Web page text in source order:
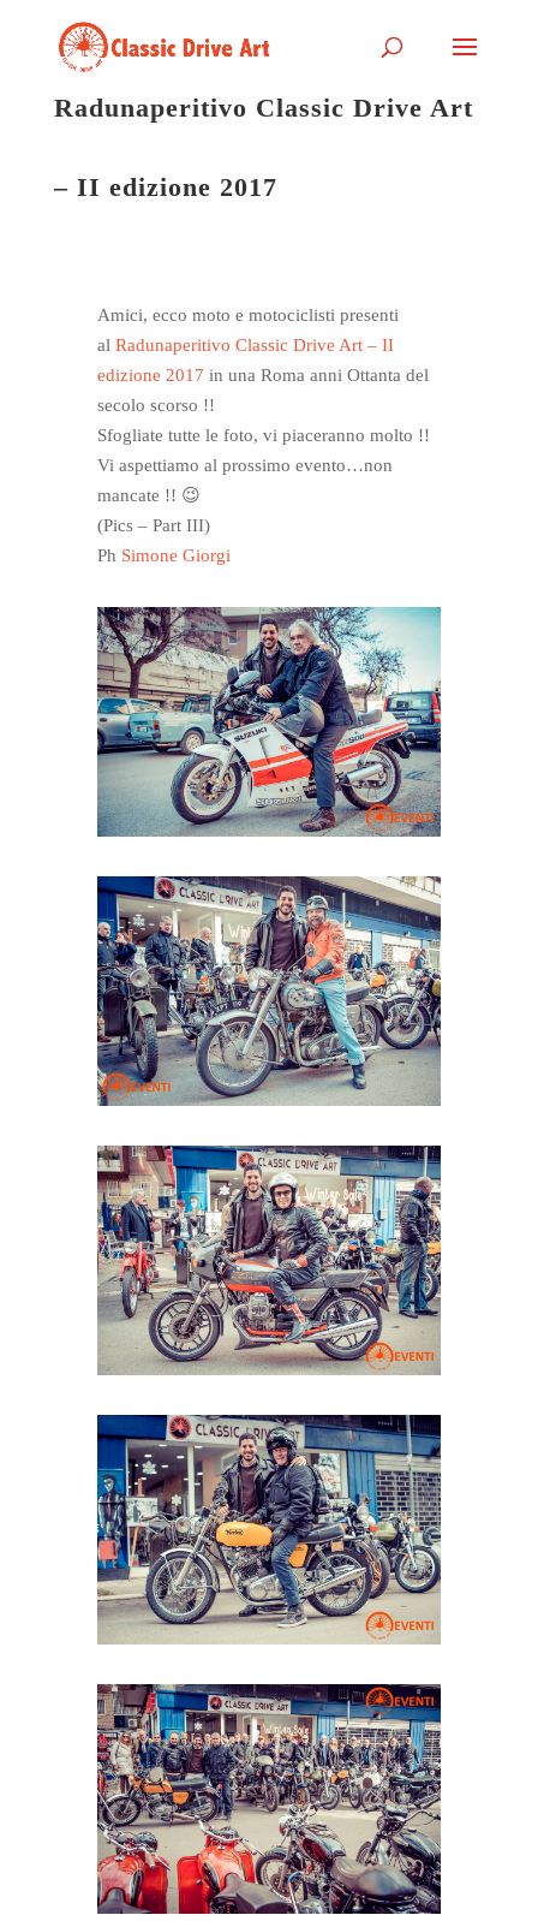
Radunaperitivo Classic Drive Art
– II edizione 2017
Amici, ecco moto e motociclisti presenti
al Radunaperitivo Classic Drive Art – II
edizione 2017 in una Roma anni Ottanta del
secolo scorso !!
Sfogliate tutte le foto, vi piaceranno molto !!
Vi aspettiamo al prossimo evento…non
mancate !! 😉
(Pics – Part III)
Ph Simone Giorgi